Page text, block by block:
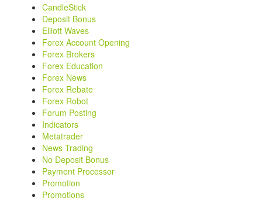
CandleStick
Deposit Bonus
Elliott Waves
Forex Account Opening
Forex Brokers
Forex Education
Forex News
Forex Rebate
Forex Robot
Forum Posting
Indicators
Metatrader
News Trading
No Deposit Bonus
Payment Processor
Promotion
Promotions